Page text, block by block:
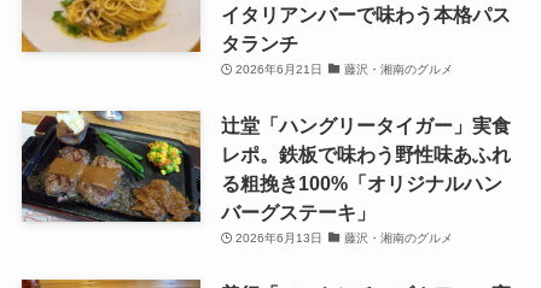
イタリアンバーで味わう本格パス
タランチ
2026年6月21日 藤沢・湘南のグルメ
辻堂「ハングリータイガー」実食
レポ。鉄板で味わう野性味あふれ
る粗挽き100%「オリジナルハン
バーグステーキ」
2026年6月13日 藤沢・湘南のグルメ